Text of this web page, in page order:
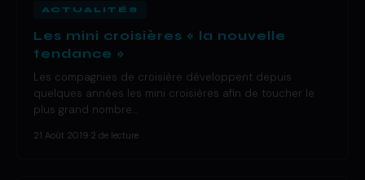
ACTUALITÉS
Les mini croisières « la nouvelle
tendance »
Les compagnies de croisière développent depuis
quelques années les mini croisières afin de toucher le
plus grand nombre…
21 Août 2019 2 de lecture